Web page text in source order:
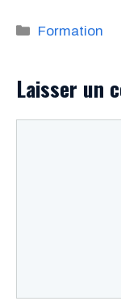
Catégories
Formation
Laisser un